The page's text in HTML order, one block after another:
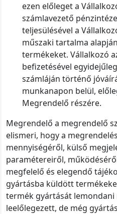
ezen előleget a
számlavezető
teljesülésével a
műszaki tartalma
termékeket. Vállalkozó
befizetésével
számláján történő
munkanapon belül,
Megrendelő részére.
Megrendelő a megrendelő
elismeri, hogy a
mennyiségéről, külső
paramétereiről,
megfelelő és elegendő
gyártásba küldött
termék gyártását lemondani
leelőlegezett, de még